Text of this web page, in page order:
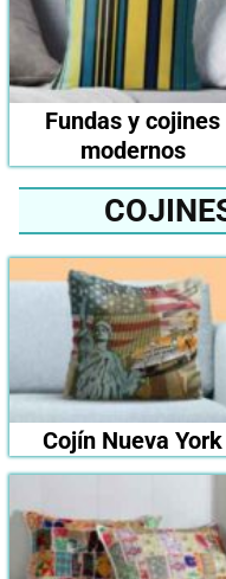
Fundas y cojines
modernos
Cojín Nueva York